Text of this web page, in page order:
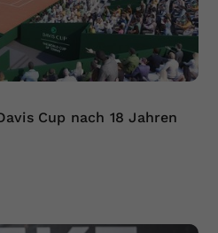
Cup nach 18 Jahren